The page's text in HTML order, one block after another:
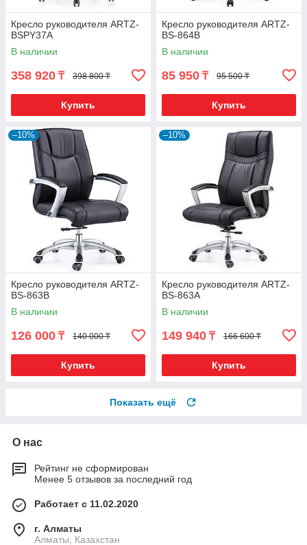
Кресло руководителя ARTZ-
BSPY37A
В наличии
358 920 ₸ 398 800 ₸
Купить
Кресло руководителя ARTZ-
BS-864В
В наличии
85 950 ₸ 95 500 ₸
Купить
–10%
Кресло руководителя ARTZ-
BS-863B
В наличии
126 000 ₸ 140 000 ₸
Купить
–10%
Кресло руководителя ARTZ-
BS-863A
В наличии
149 940 ₸ 166 600 ₸
Купить
Показать ещё
О нас
Рейтинг не сформирован
Менее 5 отзывов за последний год
Работает с 11.02.2020
г. Алматы
Алматы, Казахстан